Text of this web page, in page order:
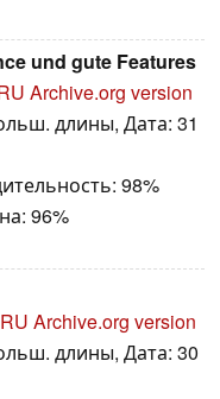
und gute Features
Archive.org version
длины, Дата: 31
98%
96%
Archive.org version
длины, Дата: 30